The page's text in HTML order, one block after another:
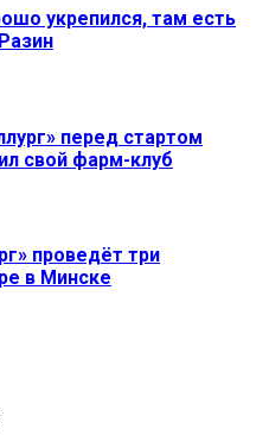
укрепился, там есть
перед стартом
свой фарм-клуб
проведёт три
в Минске